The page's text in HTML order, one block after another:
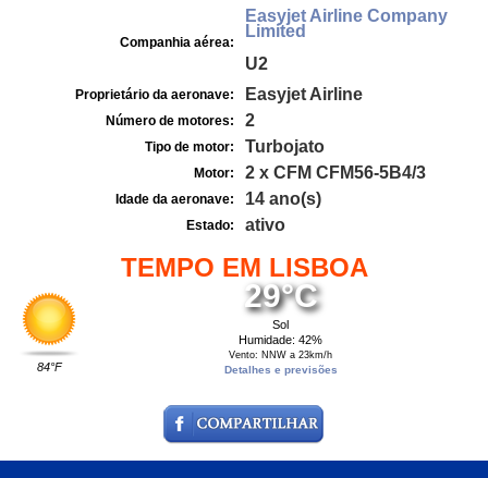
Companhia aérea:
Easyjet Airline Company
Limited
U2
Proprietário da aeronave: Easyjet Airline
Número de motores: 2
Tipo de motor: Turbojato
Motor: 2 x CFM CFM56-5B4/3
Idade da aeronave: 14 ano(s)
Estado: ativo
TEMPO EM LISBOA
84°F
29°C
Sol
Humidade: 42%
Vento: NNW a 23km/h
Detalhes e previsões